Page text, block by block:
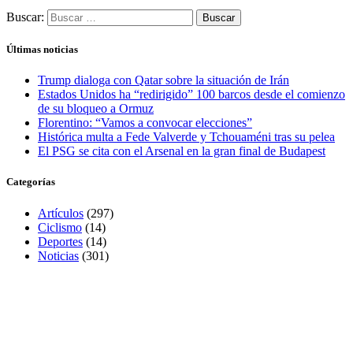
Buscar:
Últimas noticias
Trump dialoga con Qatar sobre la situación de Irán
Estados Unidos ha “redirigido” 100 barcos desde el comienzo
de su bloqueo a Ormuz
Florentino: “Vamos a convocar elecciones”
Histórica multa a Fede Valverde y Tchouaméni tras su pelea
El PSG se cita con el Arsenal en la gran final de Budapest
Categorías
Artículos (297)
Ciclismo (14)
Deportes (14)
Noticias (301)